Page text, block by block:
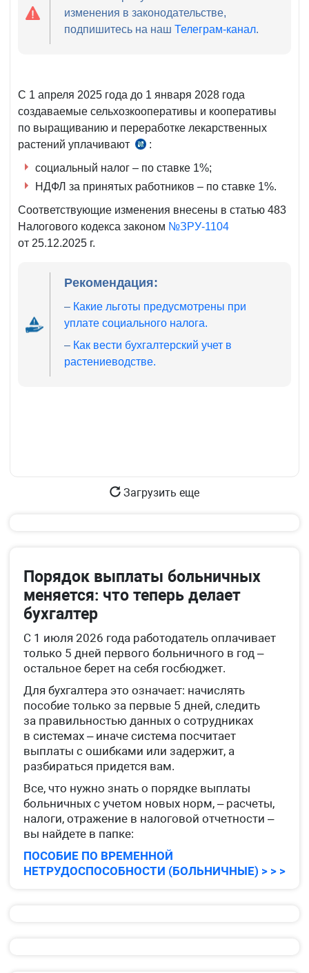
изменения в законодательстве,
подпишитесь на нашТелеграм-канал.
С 1 апреля 2025 года до 1 января 2028 года
создаваемые сельхозкооперативы и кооперативы
по выращиванию и переработке лекарственных
растений уплачивают
подп.
«в»
10
№ПП-12
от
:
социальный налог – по ставке 1%;
НДФЛ за принятых работников – по ставке 1%.
Соответствующие изменения внесены в статью 483
Налогового кодекса законом №ЗРУ-1104
от 25.12.2025 г.
Рекомендация:
– Какие льготы предусмотрены при
уплате социального налога.
– Как вести бухгалтерский учет в
растениеводстве.
Загрузить еще
Порядок выплаты больничных
меняется: что теперь делает
бухгалтер
С 1 июля 2026 года работодатель оплачивает
только 5 дней первого больничного в год –
остальное берет на себя госбюджет.
Для бухгалтера это означает: начислять
пособие только за первые 5 дней, следить
за правильностью данных о сотрудниках
в системах – иначе система посчитает
выплаты с ошибками или задержит, а
разбираться придется вам.
Все, что нужно знать о порядке выплаты
больничных с учетом новых норм, – расчеты,
налоги, отражение в налоговой отчетности –
вы найдете в папке:
ПОСОБИЕ ПО ВРЕМЕННОЙ
НЕТРУДОСПОСОБНОСТИ (БОЛЬНИЧНЫЕ) > > >